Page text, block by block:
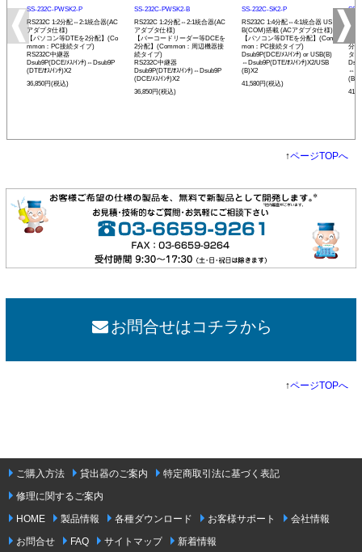
SS-232C-PWSK2-P
RS232C 1:2分配⇔2:1統合器(AC
アダプタ仕様)
【パソコン等DTEを2分配】(Co
mmon：PC接続タイプ)
RS232C中継器
Dsub9P(DCE/ﾒｽ/ｲﾝﾁ)⇔Dsub9P
(DTE/ｵｽ/ｲﾝﾁ)X2
36,850円(税込)
SS-232C-PWSK2-B
RS232C 1:2分配⇔2:1統合器(AC
アダプタ仕様)
【バーコードリーダー等DCEを
2分配】(Common：周辺機器接
続タイプ)
RS232C中継器
Dsub9P(DTE/ｵｽ/ｲﾝﾁ)⇔Dsub9P
(DCE/ﾒｽ/ｲﾝﾁ)X2
36,850円(税込)
SS-232C-SK2-P
RS232C 1:4分配⇔4:1統合器 US
B(COM)搭載 (ACアダプタ仕様)
【パソコン等DTEを分配】(Com
mon：PC接続タイプ)
Dsub9P(DCE/ﾒｽ/ｲﾝﾁ) or USB(B)
⇔Dsub9P(DTE/ｵｽ/ｲﾝﾁ)X2/USB
(B)X2
41,580円(税込)
SS-
分
タ
↑ページTOPへ
お問合せはコチラから
↑ページTOPへ
ご購入方法 貸出器のご案内
特定商取引法に基づく表記
修理に関するご案内
HOME
製品情報 各種ダウンロード お客様サポート
会社情報
お問合せ
FAQ サイトマップ 新着情報